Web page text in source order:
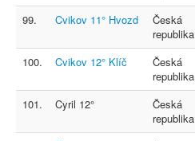
99.
Cvikov 11° Hvozd
Česká
republika
100.
Cvikov 12° Klíč
Česká
republika
101.
Cyril 12°
Česká
republika